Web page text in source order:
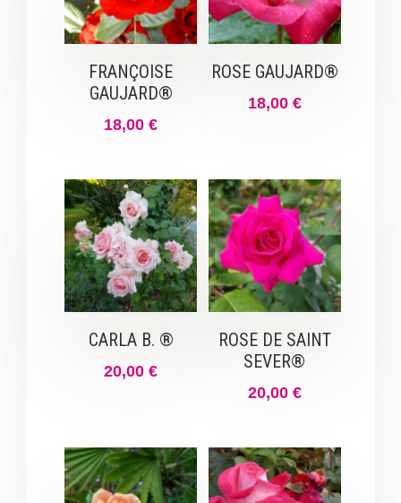
FRANÇOISE
GAUJARD®
18,00€
ROSE GAUJARD®
18,00 €
CARLA B. ®
20,00€
ROSE DE SAINT
SEVER®
20,00 €